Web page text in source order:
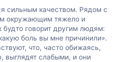
сильным качеством. Рядом с
окружающим тяжело и
говорит другим людям:
боль вы мне причинили».
что, часто обижаясь,
выглядят слабыми, и они